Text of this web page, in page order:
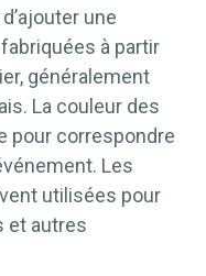
une
à partir
généralement
La couleur des
pour correspondre
Les
utilisées pour
et autres